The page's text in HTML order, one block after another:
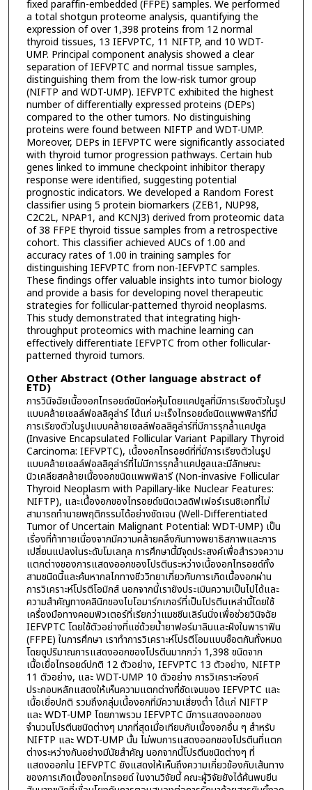
fixed paraffin-embedded (FFPE) samples. We performed
a total shotgun proteome analysis, quantifying the
expression of over 1,398 proteins from 12 normal
thyroid tissues, 13 IEFVPTC, 11 NIFTP, and 10 WDT-
UMP. Principal component analysis showed a clear
separation of IEFVPTC and normal tissue samples,
distinguishing them from the low-risk tumor group
(NIFTP and WDT-UMP). IEFVPTC exhibited the highest
number of differentially expressed proteins (DEPs)
compared to the other tumors. No distinguishing
proteins were found between NIFTP and WDT-UMP.
Moreover, DEPs in IEFVPTC were significantly associated
with thyroid tumor progression pathways. Certain hub
genes linked to immune checkpoint inhibitor therapy
response were identified, suggesting potential
prognostic indicators. We developed a Random Forest
classifier using 5 protein biomarkers (ZEB1, NUP98,
C2C2L, NPAP1, and KCNJ3) derived from proteomic data
of 38 FFPE thyroid tissue samples from a retrospective
cohort. This classifier achieved AUCs of 1.00 and
accuracy rates of 1.00 in training samples for
distinguishing IEFVPTC from non-IEFVPTC samples.
These findings offer valuable insights into tumor biology
and provide a basis for developing novel therapeutic
strategies for follicular-patterned thyroid neoplasms.
This study demonstrated that integrating high-
throughput proteomics with machine learning can
effectively differentiate IEFVPTC from other follicular-
patterned thyroid tumors.
Other Abstract (Other language abstract of
ETD)
การวินิจฉัยเนื้องอกไทรอยด์ชนิดห่อหุ้มโดยแคปซูลที่มีการเรียงตัวในรูป
แบบคล้ายเซลล์ฟอลลิคูล่าร์ ได้แก่ มะเร็งไทรอยด์ชนิดแพพพิลารีที่มี
การเรียงตัวในรูปแบบคล้ายเซลล์ฟอลลิคูล่าร์ที่มีการรุกล้ำแคปซูล
(Invasive Encapsulated Follicular Variant Papillary Thyroid
Carcinoma: IEFVPTC), เนื้องอกไทรอยด์ที่ที่มีการเรียงตัวในรูป
แบบคล้ายเซลล์ฟอลลิคูล่าร์ที่ไม่มีการรุกล้ำแคปซูลและมีลักษณะ
นิวเคลียสคล้ายเนื้องอกชนิดแพพพิลารี (Non-invasive Follicular
Thyroid Neoplasm with Papillary-like Nuclear Features:
NIFTP), และเนื้องอกของไทรอยด์ชนิดเวลดิฟเฟอร์เรนชิเอทที่ไม่
สามารถทำนายพฤติกรรมได้อย่างชัดเจน (Well-Differentiated
Tumor of Uncertain Malignant Potential: WDT-UMP) เป็น
เรื่องที่ท้าทายเนื่องจากมีความคล้ายคลึงกันทางพยาธิสภาพและการ
เปลี่ยนแปลงในระดับโมเลกุล การศึกษานี้มีจุดประสงค์เพื่อสำรวจความ
แตกต่างของการแสดงออกของโปรตีนระหว่างเนื้องอกไทรอยด์ทั้ง
สามชนิดนี้และค้นหากลไกทางชีววิทยาเกี่ยวกับการเกิดเนื้องอกผ่าน
การวิเคราะห์โปรตีโอมิกส์ นอกจากนี้เรายังประเมินความเป็นไปได้และ
ความสำคัญทางคลินิกของไบโอมาร์กเกอร์ที่เป็นโปรตีนเหล่านี้โดยใช้
เครื่องมือทางคอมพิวเตอร์ที่เรียกว่าแมชชีนเลิร์นนิ่งเพื่อช่วยวินิจฉัย
IEFVPTC โดยใช้ตัวอย่างที่แช่ด้วยน้ำยาฟอร์มาลินและฝังในพาราฟิน
(FFPE) ในการศึกษา เราทำการวิเคราะห์โปรตีโอมแบบช็อตกันทั้งหมด
โดยดูปริมาณการแสดงออกของโปรตีนมากกว่า 1,398 ชนิดจาก
เนื้อเยื่อไทรอยด์ปกติ 12 ตัวอย่าง, IEFVPTC 13 ตัวอย่าง, NIFTP
11 ตัวอย่าง, และ WDT-UMP 10 ตัวอย่าง การวิเคราะห์องค์
ประกอบหลักแสดงให้เห็นความแตกต่างที่ชัดเจนของ IEFVPTC และ
เนื้อเยื่อปกติ รวมถึงกลุ่มเนื้องอกที่มีความเสี่ยงต่ำ ได้แก่ NIFTP
และ WDT-UMP โดยภาพรวม IEFVPTC มีการแสดงออกของ
จำนวนโปรตีนชนิดต่างๆ มากที่สุดเมื่อเทียบกับเนื้องอกอื่น ๆ สำหรับ
NIFTP และ WDT-UMP นั้น ไม่พบการแสดงออกของโปรตีนที่แตก
ต่างระหว่างกันอย่างมีนัยสำคัญ นอกจากนี้โปรตีนชนิดต่างๆ ที่
แสดงออกใน IEFVPTC ยังแสดงให้เห็นถึงความเกี่ยวข้องกับเส้นทาง
ของการเกิดเนื้องอกไทรอยด์ ในงานวิจัยนี้ คณะผู้วิจัยยังได้ค้นพบยีน